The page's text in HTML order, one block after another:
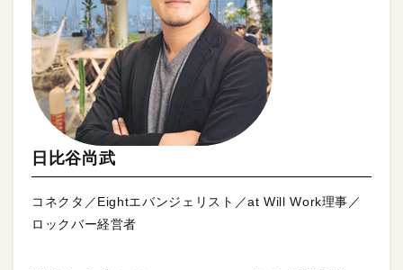
日比谷尚武
コネクタ／Eightエバンジェリスト／at Will Work理事／
ロックバー経営者